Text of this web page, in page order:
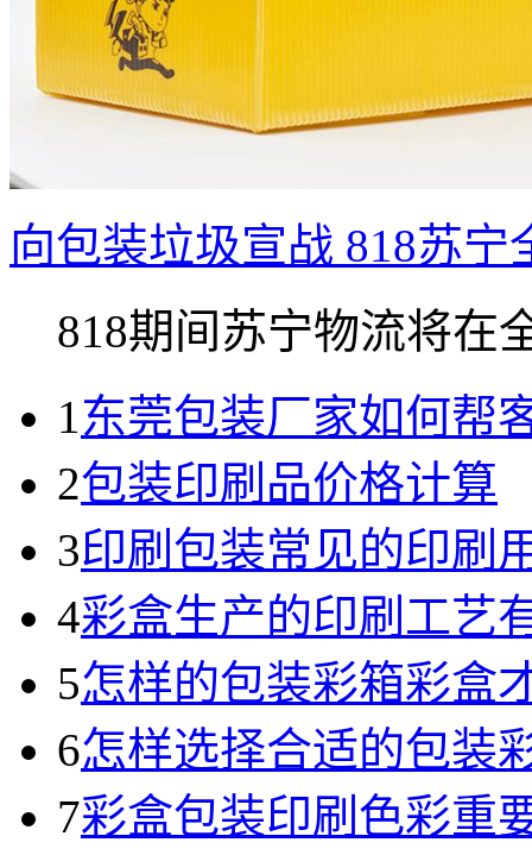
向包装垃圾宣战 818苏
818期间苏宁物流将在
1 东莞包装厂家如何帮
2包装印刷品价格计算
3印刷包装常见的印刷
4彩盒生产的印刷工艺
5怎样的包装彩箱彩盒
6怎样选择合适的包装
7彩盒包装印刷色彩重